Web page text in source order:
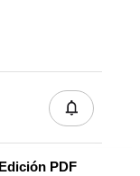
Edición PDF